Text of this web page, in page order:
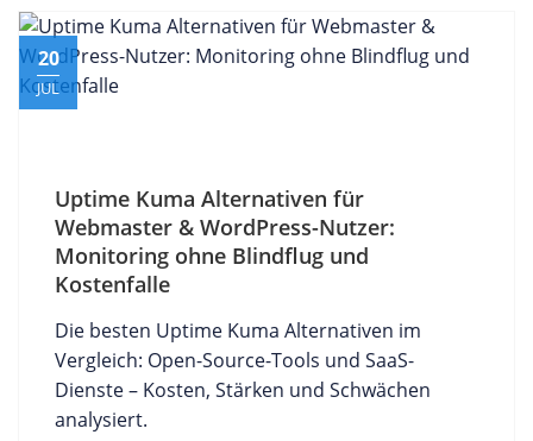
20
JUL
Uptime Kuma Alternativen für
Webmaster & WordPress-Nutzer:
Monitoring ohne Blindflug und
Kostenfalle
Die besten Uptime Kuma Alternativen im
Vergleich: Open-Source-Tools und SaaS-
Dienste – Kosten, Stärken und Schwächen
analysiert.